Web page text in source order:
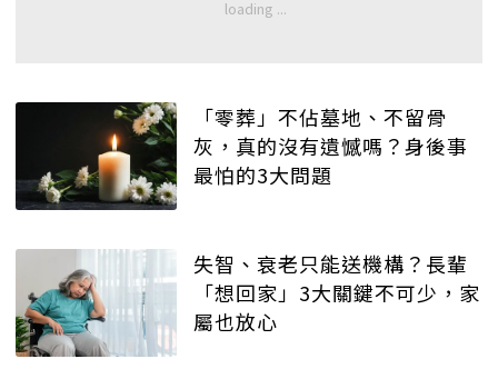
「零葬」不佔墓地、不留骨
灰，真的沒有遺憾嗎？身後事
最怕的3大問題
失智、衰老只能送機構？長輩
「想回家」3大關鍵不可少，家
屬也放心